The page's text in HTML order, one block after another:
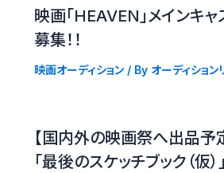
映画「HEAVEN」メインキ
募集！！
映画オーディション/ By オーディション
【国内外の映画祭へ出品予
「最後のスケッチブック（仮